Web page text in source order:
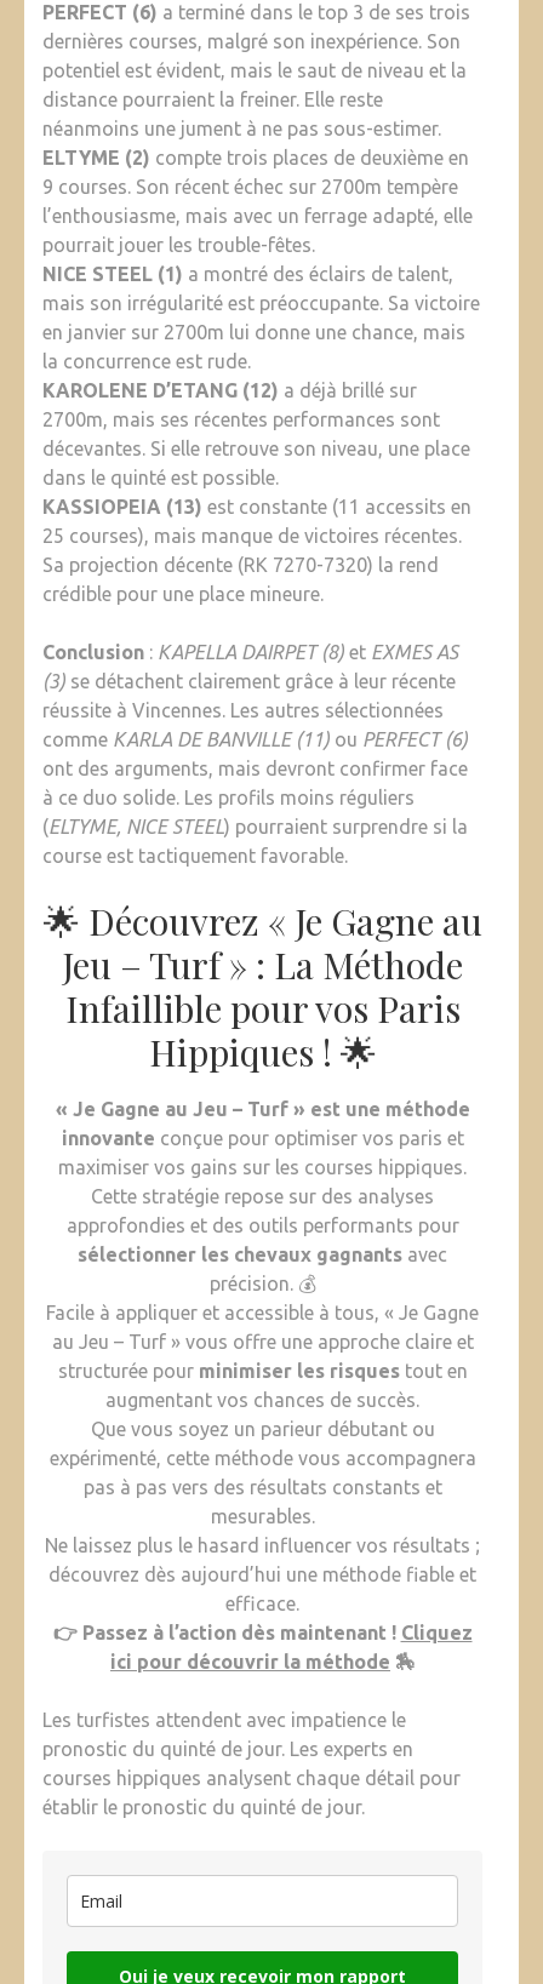
PERFECT (6) a terminé dans le top 3 de ses trois
dernières courses, malgré son inexpérience. Son
potentiel est évident, mais le saut de niveau et la
distance pourraient la freiner. Elle reste
néanmoins une jument à ne pas sous-estimer.
ELTYME (2) compte trois places de deuxième en
9 courses. Son récent échec sur 2700m tempère
l’enthousiasme, mais avec un ferrage adapté, elle
pourrait jouer les trouble-fêtes.
NICE STEEL (1) a montré des éclairs de talent,
mais son irrégularité est préoccupante. Sa victoire
en janvier sur 2700m lui donne une chance, mais
la concurrence est rude.
KAROLENE D’ETANG (12) a déjà brillé sur
2700m, mais ses récentes performances sont
décevantes. Si elle retrouve son niveau, une place
dans le quinté est possible.
KASSIOPEIA (13) est constante (11 accessits en
25 courses), mais manque de victoires récentes.
Sa projection décente (RK 7270-7320) la rend
crédible pour une place mineure.
Conclusion : KAPELLA DAIRPET (8) et EXMES AS
(3) se détachent clairement grâce à leur récente
réussite à Vincennes. Les autres sélectionnées
comme KARLA DE BANVILLE (11) ou PERFECT (6)
ont des arguments, mais devront confirmer face
à ce duo solide. Les profils moins réguliers
(ELTYME, NICE STEEL) pourraient surprendre si la
course est tactiquement favorable.
🌟 Découvrez « Je Gagne au
Jeu – Turf » : La Méthode
Infaillible pour vos Paris
Hippiques ! 🌟
« Je Gagne au Jeu – Turf » est une méthode
innovante conçue pour optimiser vos paris et
maximiser vos gains sur les courses hippiques.
Cette stratégie repose sur des analyses
approfondies et des outils performants pour
sélectionner les chevaux gagnants avec
précision. 💰
Facile à appliquer et accessible à tous, « Je Gagne
au Jeu – Turf » vous offre une approche claire et
structurée pour minimiser les risquestout en
augmentant vos chances de succès.
Que vous soyez un parieur débutant ou
expérimenté, cette méthode vous accompagnera
pas à pas vers des résultats constants et
mesurables.
Ne laissez plus le hasard influencer vos résultats ;
découvrez dès aujourd’hui une méthode fiable et
efficace.
👉 Passez à l’action dès maintenant ! Cliquez
ici pour découvrir la méthode 🏇
Les turfistes attendent avec impatience le
pronostic du quinté de jour. Les experts en
courses hippiques analysent chaque détail pour
établir le pronostic du quinté de jour.
Oui je veux recevoir mon rapport